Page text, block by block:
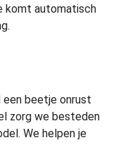
komt automatisch
een beetje onrust
zorg we besteden
We helpen je